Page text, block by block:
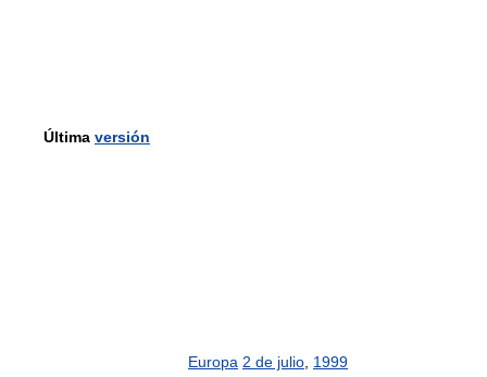
Última versión
Europa 2 de julio 1999